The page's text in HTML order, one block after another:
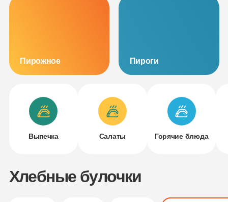
Пирожное Пироги
Выпечка Салаты Горячие блюда
Хлебные булочки